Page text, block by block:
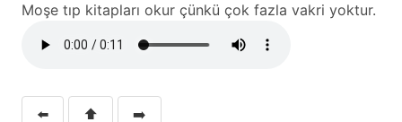
Moşe tıp kitapları okur çünkü çok fazla vakri yoktur.
⬅️ ⬆️ ➡️